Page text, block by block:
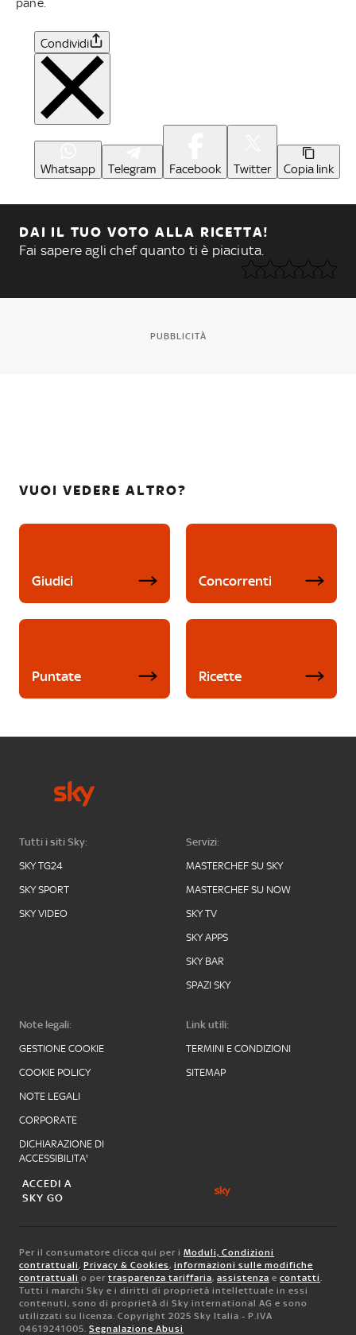
pane.
Condividi
Whatsapp Telegram Facebook Twitter Copia link
DAI IL TUO VOTO ALLA RICETTA!
Fai sapere agli chef quanto ti è piaciuta.
PUBBLICITÀ
VUOI VEDERE ALTRO?
Giudici Concorrenti
Puntate Ricette
Tutti i siti Sky:
SKY TG24
SKY SPORT
SKY VIDEO
Servizi:
MASTERCHEF SU SKY
MASTERCHEF SU NOW
SKY TV
SKY APPS
SKY BAR
SPAZI SKY
Note legali:
GESTIONE COOKIE
COOKIE POLICY
NOTE LEGALI
CORPORATE
DICHIARAZIONE DI
ACCESSIBILITA'
Link utili:
TERMINI E CONDIZIONI
SITEMAP
ACCEDI A
SKY GO
Per il consumatore clicca qui per i Moduli, Condizioni
contrattuali, Privacy & Cookies, informazioni sulle modifiche
contrattuali o per trasparenza tariffaria, assistenza e contatti.
Tutti i marchi Sky e i diritti di proprietà intellettuale in essi
contenuti, sono di proprietà di Sky international AG e sono
utilizzati su licenza. Copyright 2025 Sky Italia - P.IVA
04619241005. Segnalazione Abusi